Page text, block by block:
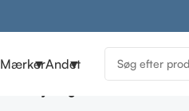
MærkerAndet